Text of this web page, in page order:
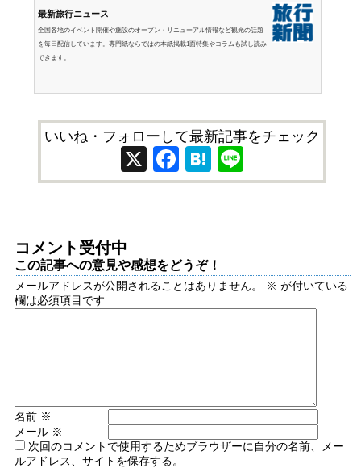
最新旅行ニュース
全国各地のイベント開催や施設のオープン・リニューアル情報など観光の話題
を毎日配信しています。専門紙ならではの本紙掲載1面特集やコラムも試し読み
できます。
いいね・フォローして最新記事をチェック
X Facebook
Hatena
コメント受付中
この記事への意見や感想をどうぞ！
メールアドレスが公開されることはありません。 ※ が付いている
欄は必須項目です
名前 ※
メール ※
次回のコメントで使用するためブラウザーに自分の名前、メー
ルアドレス、サイトを保存する。